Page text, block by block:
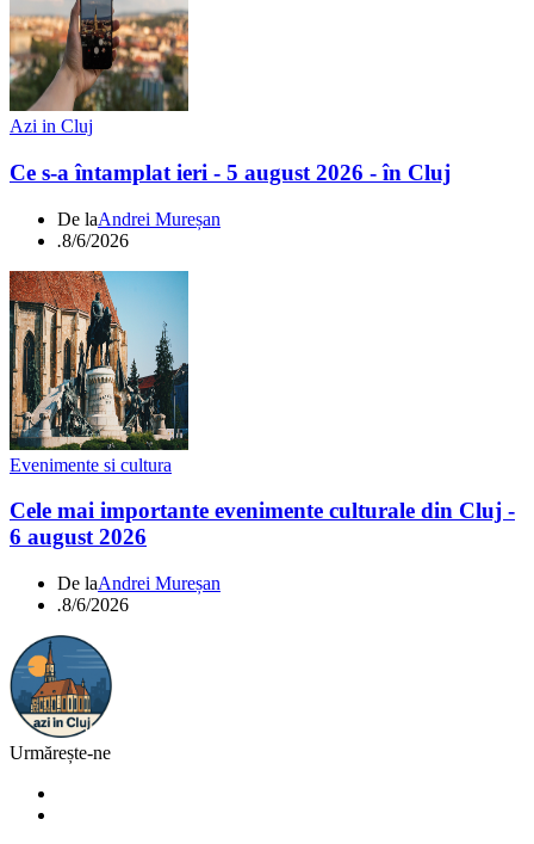
Azi in Cluj
Ce s-a întamplat ieri - 5 august 2026 - în Cluj
De laAndrei Mureșan
.8/6/2026
Evenimente si cultura
Cele mai importante evenimente culturale din Cluj -
6 august 2026
De laAndrei Mureșan
.8/6/2026
Urmărește-ne